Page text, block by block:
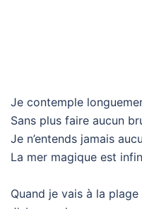
Je contemple
Sans plus faire aucun
Je n’entends jamais
La mer magique est
Quand je vais à la